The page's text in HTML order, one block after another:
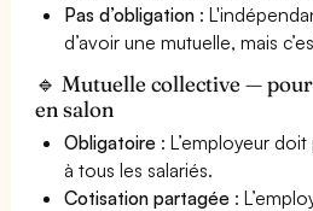
Pas d’obligation :
d’avoir une mutuelle, mais
🔹 Mutuelle collective —
en salon
Obligatoire : L’employeur
à tous les salariés.
Cotisation partagée :